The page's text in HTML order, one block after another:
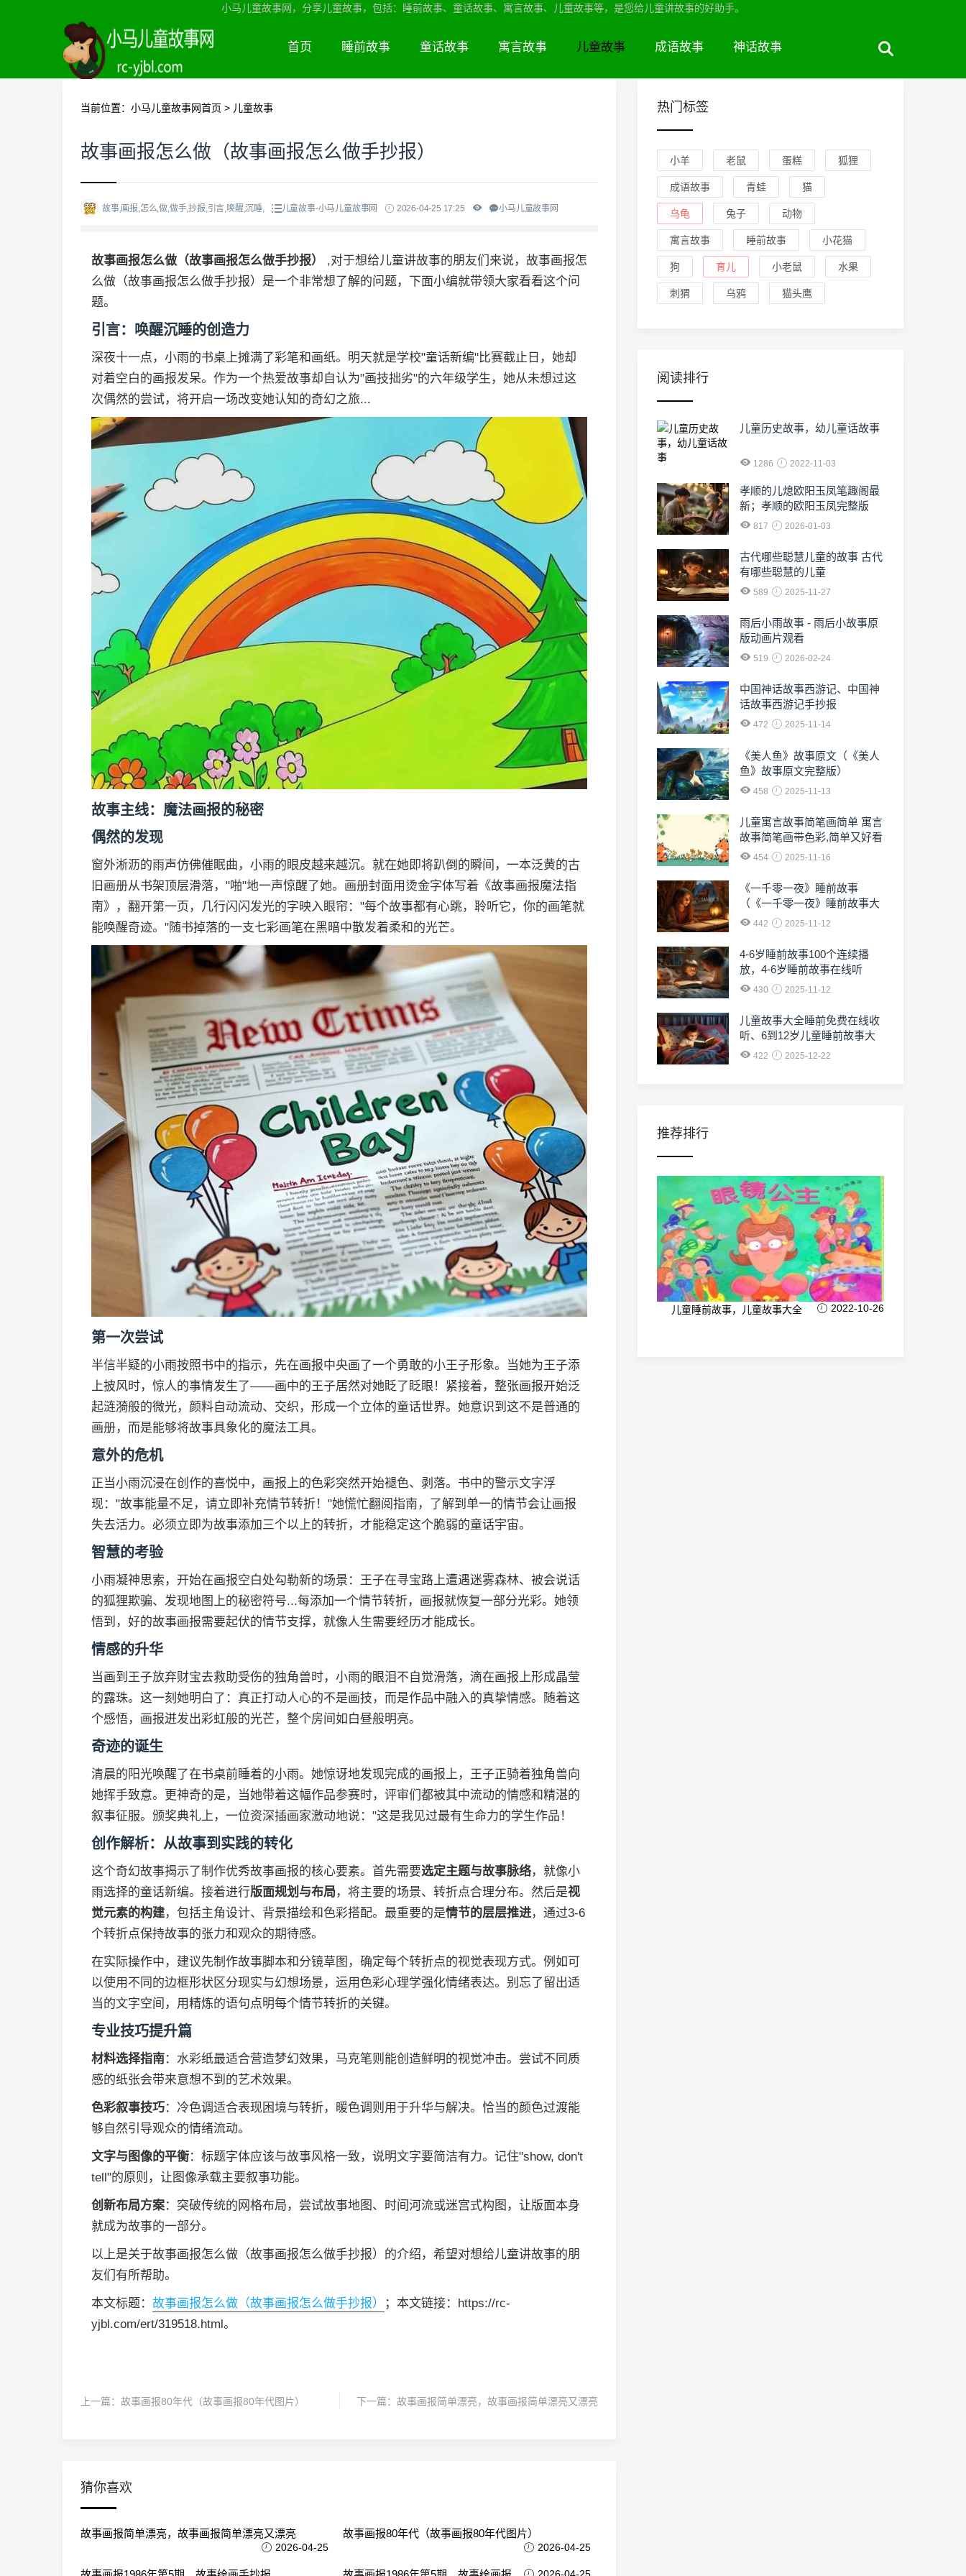
小马儿童故事网，分享儿童故事，包括：睡前故事、童话故事、寓言故事、儿童故事等，是您给儿童讲故事的好助手。
首页 睡前故事 童话故事 寓言故事 儿童故事 成语故事 神话故事
当前位置： 小马儿童故事网首页 > 儿童故事
故事画报怎么做（故事画报怎么做手抄报）
故事,画报,怎么,做,做手,抄报,引言,唤醒,沉睡, 儿童故事-小马儿童故事网 2026-04-25 17:25 小马儿童故事网
故事画报怎么做（故事画报怎么做手抄报） ,对于想给儿童讲故事的朋友们来说，故事画报怎
么做（故事画报怎么做手抄报）是一个非常想了解的问题，下面小编就带领大家看看这个问
题。
引言：唤醒沉睡的创造力
深夜十一点，小雨的书桌上摊满了彩笔和画纸。明天就是学校"童话新编"比赛截止日，她却
对着空白的画报发呆。作为一个热爱故事却自认为"画技拙劣"的六年级学生，她从未想过这
次偶然的尝试，将开启一场改变她认知的奇幻之旅...
故事主线：魔法画报的秘密
偶然的发现
窗外淅沥的雨声仿佛催眠曲，小雨的眼皮越来越沉。就在她即将趴倒的瞬间，一本泛黄的古
旧画册从书架顶层滑落，"啪"地一声惊醒了她。画册封面用烫金字体写着《故事画报魔法指
南》，翻开第一页，几行闪闪发光的字映入眼帘："每个故事都有心跳，聆听它，你的画笔就
能唤醒奇迹。"随书掉落的一支七彩画笔在黑暗中散发着柔和的光芒。
第一次尝试
半信半疑的小雨按照书中的指示，先在画报中央画了一个勇敢的小王子形象。当她为王子添
上披风时，惊人的事情发生了——画中的王子居然对她眨了眨眼！紧接着，整张画报开始泛
起涟漪般的微光，颜料自动流动、交织，形成一个立体的童话世界。她意识到这不是普通的
画册，而是能够将故事具象化的魔法工具。
意外的危机
正当小雨沉浸在创作的喜悦中，画报上的色彩突然开始褪色、剥落。书中的警示文字浮
现："故事能量不足，请立即补充情节转折！"她慌忙翻阅指南，了解到单一的情节会让画报
失去活力。必须立即为故事添加三个以上的转折，才能稳定这个脆弱的童话宇宙。
智慧的考验
小雨凝神思索，开始在画报空白处勾勒新的场景：王子在寻宝路上遭遇迷雾森林、被会说话
的狐狸欺骗、发现地图上的秘密符号...每添加一个情节转折，画报就恢复一部分光彩。她领
悟到，好的故事画报需要起伏的情节支撑，就像人生需要经历才能成长。
情感的升华
当画到王子放弃财宝去救助受伤的独角兽时，小雨的眼泪不自觉滑落，滴在画报上形成晶莹
的露珠。这一刻她明白了：真正打动人心的不是画技，而是作品中融入的真挚情感。随着这
个感悟，画报迸发出彩虹般的光芒，整个房间如白昼般明亮。
奇迹的诞生
清晨的阳光唤醒了在书桌前睡着的小雨。她惊讶地发现完成的画报上，王子正骑着独角兽向
她挥手致意。更神奇的是，当她带着这幅作品参赛时，评审们都被其中流动的情感和精湛的
叙事征服。颁奖典礼上，一位资深插画家激动地说："这是我见过最有生命力的学生作品！
创作解析：从故事到实践的转化
这个奇幻故事揭示了制作优秀故事画报的核心要素。首先需要选定主题与故事脉络，就像小
雨选择的童话新编。接着进行版面规划与布局，将主要的场景、转折点合理分布。然后是视
觉元素的构建，包括主角设计、背景描绘和色彩搭配。最重要的是情节的层层推进，通过3-6
个转折点保持故事的张力和观众的期待感。
在实际操作中，建议先制作故事脚本和分镜草图，确定每个转折点的视觉表现方式。例如可
以使用不同的边框形状区分现实与幻想场景，运用色彩心理学强化情绪表达。别忘了留出适
当的文字空间，用精炼的语句点明每个情节转折的关键。
专业技巧提升篇
材料选择指南：水彩纸最适合营造梦幻效果，马克笔则能创造鲜明的视觉冲击。尝试不同质
感的纸张会带来意想不到的艺术效果。
色彩叙事技巧：冷色调适合表现困境与转折，暖色调则用于升华与解决。恰当的颜色过渡能
够自然引导观众的情绪流动。
文字与图像的平衡：标题字体应该与故事风格一致，说明文字要简洁有力。记住"show, don't
tell"的原则，让图像承载主要叙事功能。
创新布局方案：突破传统的网格布局，尝试故事地图、时间河流或迷宫式构图，让版面本身
就成为故事的一部分。
以上是关于故事画报怎么做（故事画报怎么做手抄报）的介绍，希望对想给儿童讲故事的朋
友们有所帮助。
本文标题： 故事画报怎么做（故事画报怎么做手抄报）
；本文链接：https://rc-
yjbl.com/ert/319518.html。
上一篇： 故事画报80年代（故事画报80年代图片） 下一篇： 故事画报简单漂亮，故事画报简单漂亮又漂亮
猜你喜欢
故事画报简单漂亮，故事画报简单漂亮又漂亮
2026-04-25
故事画报80年代（故事画报80年代图片）
2026-04-25
热门标签
小羊 老鼠 蛋糕 狐狸
成语故事 青蛙 猫
乌龟 兔子 动物
寓言故事 睡前故事 小花猫
狗 育儿 小老鼠 水果
刺猬 乌鸦 猫头鹰
阅读排行
儿童历史故事，幼儿童话故事
1286 2022-11-03
孝顺的儿熄欧阳玉凤笔趣阁最
新；孝顺的欧阳玉凤完整版
817 2026-01-03
古代哪些聪慧儿童的故事 古代
有哪些聪慧的儿童
589 2025-11-27
雨后小雨故事 - 雨后小故事原
版动画片观看
519 2026-02-24
中国神话故事西游记、中国神
话故事西游记手抄报
472 2025-11-14
《美人鱼》故事原文（《美人
鱼》故事原文完整版）
458 2025-11-13
儿童寓言故事简笔画简单 寓言
故事简笔画带色彩,简单又好看
454 2025-11-16
《一千零一夜》睡前故事
（《一千零一夜》睡前故事大
全）442 2025-11-12
4-6岁睡前故事100个连续播
放，4-6岁睡前故事在线听
430 2025-11-12
儿童故事大全睡前免费在线收
听、6到12岁儿童睡前故事大
全免费收听
422 2025-12-22
推荐排行
儿童睡前故事，儿童故事大全 2022-10-26